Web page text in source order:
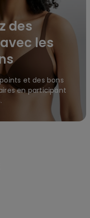
des
les
et des bons
en participant